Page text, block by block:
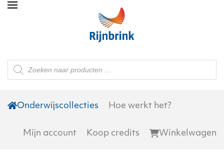
Skip to main content
Producten
zoeken
Onderwijscollecties Hoe werkt het?
Mijn account Koop credits Winkelwagen